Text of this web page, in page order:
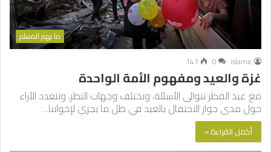
ما يهم المسلم
islamic
0
141
غزة والعيد ومفهوم الأمة الواحدة
مع عيد الفطر تتوالى الأسئلة، وتختلف وجهات النظر، وتتعدد الآراء
حول مدى جواز الاحتفال بالعيد في ظل ما يجري لإخواننا…
أكمل القراءة »